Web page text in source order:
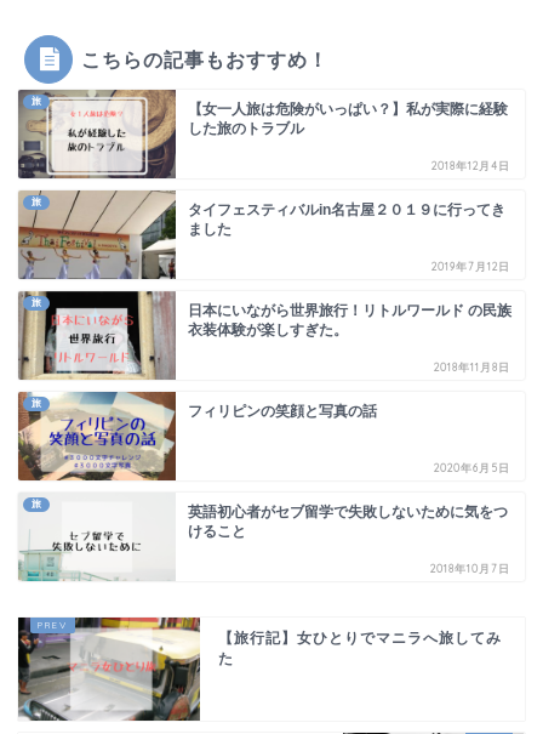
こちらの記事もおすすめ！
旅
【女一人旅は危険がいっぱい？】私が実際に経験
した旅のトラブル
2018年12月4日
旅
タイフェスティバルin名古屋２０１９に行ってき
ました
2019年7月12日
旅
日本にいながら世界旅行！リトルワールド の民族
衣装体験が楽しすぎた。
2018年11月8日
旅 フィリピンの笑顔と写真の話
2020年6月5日
旅
英語初心者がセブ留学で失敗しないために気をつ
けること
2018年10月7日
【旅行記】女ひとりでマニラへ旅してみ
た